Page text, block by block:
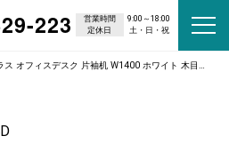
223 営業時間
9:00～18:00
定休日
土・日・祝
オフィスデスク 片袖机 W1400 ホワイト 木目（ナチュラル）